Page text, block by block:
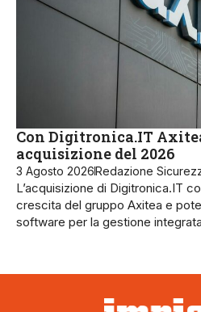
Con Digitronica.IT
acquisizione del 2026
3 Agosto 2026Redazione
L’acquisizione di Digitronica.IT
crescita del gruppo Axitea e
software per la gestione